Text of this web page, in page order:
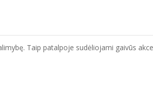
Taip patalpoje sudėliojami gaivūs